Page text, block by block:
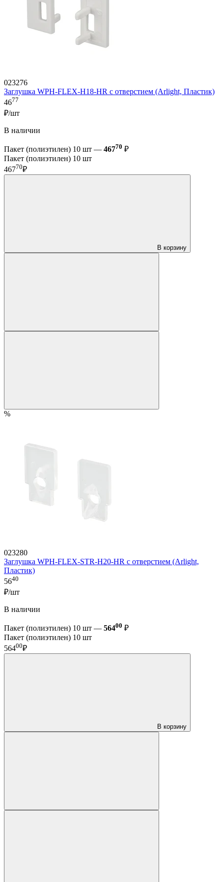
023276
Заглушка WPH-FLEX-H18-HR с отверстием (Arlight, Пластик)
4677
₽/шт
В наличии
Пакет (полиэтилен) 10 шт — 46770 ₽
Пакет (полиэтилен) 10 шт
46770₽
В корзину
%
023280
Заглушка WPH-FLEX-STR-H20-HR с отверстием (Arlight,
Пластик)
5640
₽/шт
В наличии
Пакет (полиэтилен) 10 шт — 56400 ₽
Пакет (полиэтилен) 10 шт
56400₽
В корзину